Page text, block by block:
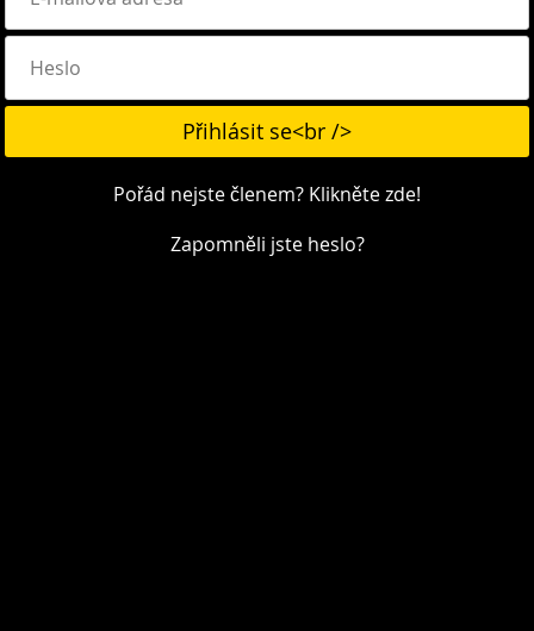
Pořád nejste členem? Klikněte zde!
Zapomněli jste heslo?